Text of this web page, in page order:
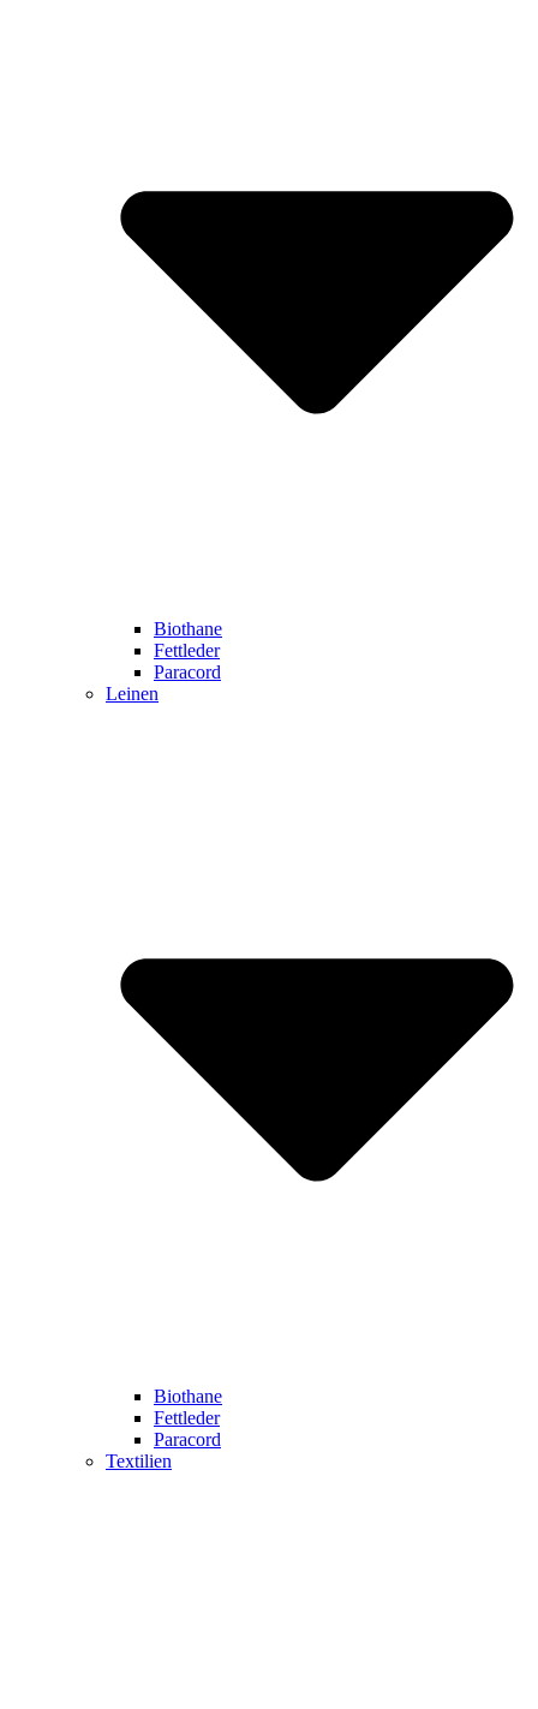
Biothane
Fettleder
Paracord
Leinen
Biothane
Fettleder
Paracord
Textilien